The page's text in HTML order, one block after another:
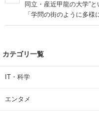
同立・産近甲龍の大学”
「学問の街のように多様
| 大学 ねとらぼリサーチ
カテゴリ一覧
IT・科学
エンタメ